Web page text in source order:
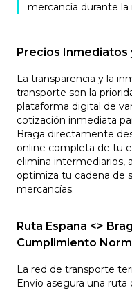
mercancía durante la
Precios Inmediatos
La transparencia y la
transporte son la
plataforma digital de
cotización inmediata
Braga directamente
online completa de tu
elimina intermediarios,
optimiza tu cadena de
mercancías.
Ruta España <>
Cumplimiento
La red de transporte
Envio asegura una